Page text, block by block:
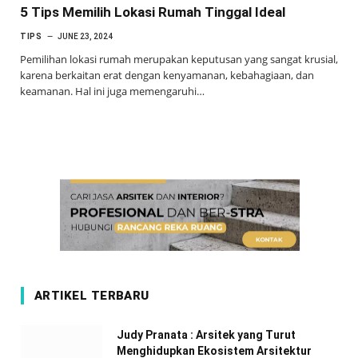
5 Tips Memilih Lokasi Rumah Tinggal Ideal
TIPS JUNE 23, 2024
Pemilihan lokasi rumah merupakan keputusan yang sangat krusial,
karena berkaitan erat dengan kenyamanan, kebahagiaan, dan
keamanan. Hal ini juga memengaruhi…
ARTIKEL TERBARU
Judy Pranata : Arsitek yang Turut
Menghidupkan Ekosistem Arsitektur